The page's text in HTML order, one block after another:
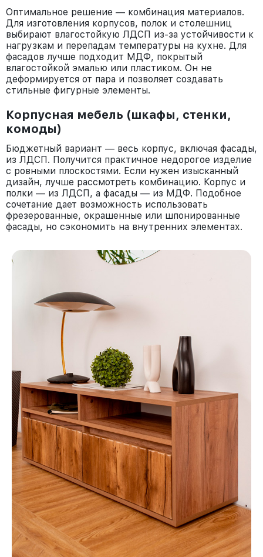
Оптимальное решение — комбинация материалов.
Для изготовления корпусов, полок и столешниц
выбирают влагостойкую ЛДСП из-за устойчивости к
нагрузкам и перепадам температуры на кухне. Для
фасадов лучше подходит МДФ, покрытый
влагостойкой эмалью или пластиком. Он не
деформируется от пара и позволяет создавать
стильные фигурные элементы.
Корпусная мебель (шкафы, стенки,
комоды)
Бюджетный вариант — весь корпус, включая фасады,
из ЛДСП. Получится практичное недорогое изделие
с ровными плоскостями. Если нужен изысканный
дизайн, лучше рассмотреть комбинацию. Корпус и
полки — из ЛДСП, а фасады — из МДФ. Подобное
сочетание дает возможность использовать
фрезерованные, окрашенные или шпонированные
фасады, но сэкономить на внутренних элементах.